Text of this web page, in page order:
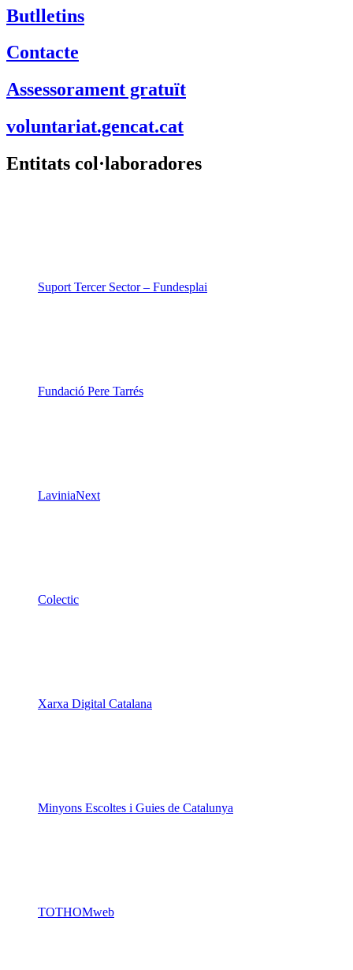
Butlletins
Contacte
Assessorament gratuït
voluntariat.gencat.cat
Entitats col·laboradores
Suport Tercer Sector – Fundesplai
Fundació Pere Tarrés
LaviniaNext
Colectic
Xarxa Digital Catalana
Minyons Escoltes i Guies de Catalunya
TOTHOMweb